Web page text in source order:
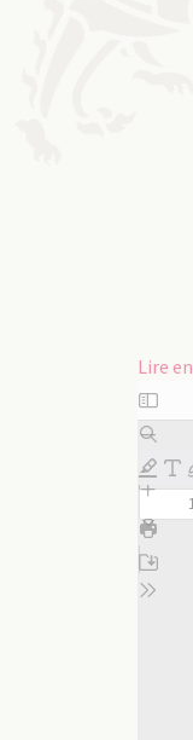
Lire
Aller
au
PDF